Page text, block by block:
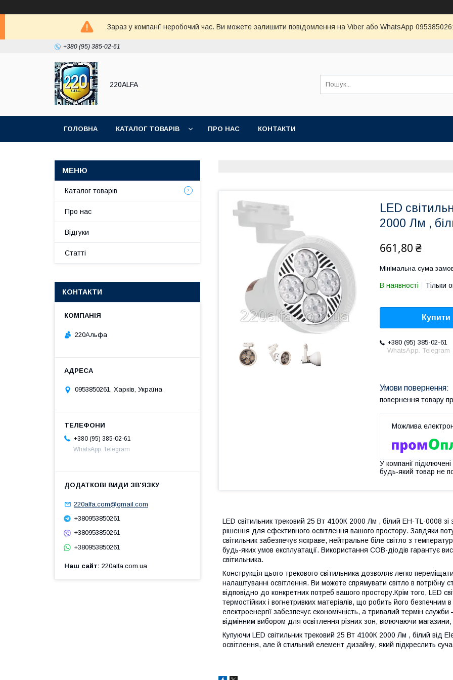
Зараз у компанії неробочий час. Ви можете залишити повідомлення на Viber або WhatsApp
+380 (95) 385-02-61
220ALFA
ГОЛОВНА КАТАЛОГ ТОВАРІВ ПРО НАС КОНТАКТИ
LED
2000 Лм ,
661,80 ₴
Мінімальна сума
В наявності Тільки
Купити
+380 (95) 385-02-61
WhatsApp. Telegram
повернення товару
У компанії
будь-який товар не
LED світильник трековий 25 Вт 4100К 2000 Лм , білий EH-TL-0008
рішення для ефективного освітлення вашого простору. Завдяки
світильник забезпечує яскраве, нейтральне біле світло з
будь-яких умов експлуатації. Використання COB-діодів гарантує
світильника.
Конструкція цього трекового світильника дозволяє легко
налаштуванні освітлення. Ви можете спрямувати світло в потрібну
відповідно до конкретних потреб вашого простору.Крім того, LED
термостійких і вогнетривких матеріалів, що робить його безпечним
електроенергії забезпечує економічність, а тривалий термін
відмінним вибором для освітлення різних зон, включаючи
Купуючи LED світильник трековий 25 Вт 4100К 2000 Лм , білий від
освітлення, але й стильний елемент дизайну, який підкреслить
Каталог товарів
Про нас
Відгуки
Статті
КОНТАКТИ
220Альфа
0953850261, Харків, Україна
+380 (95) 385-02-61
WhatsApp. Telegram
220alfa.com@gmail.com
+380953850261
+380953850261
+380953850261
Наш сайт 220alfa.com.ua